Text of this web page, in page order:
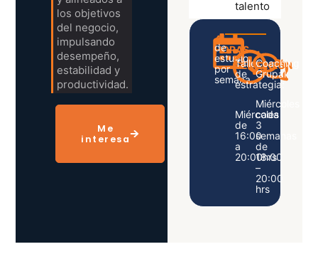
los objetivos
del negocio,
impulsando
desempeño,
estabilidad y
productividad.
Me
interesa
talento
4
HORAS
de
estudio
por
semana
2
SESIONES
Taller
de
estrategia:
Miércoles
de
16:00
a
20:00hrs
1
SESIÓN
Coaching
Grupal:
Miércoles
cada
3
semanas
de
18:00
–
20:00
hrs